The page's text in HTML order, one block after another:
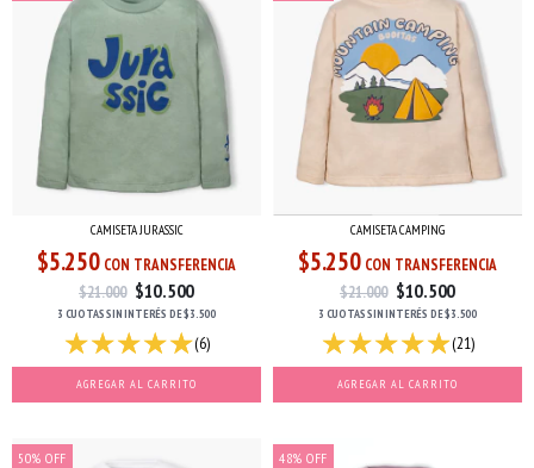
CAMISETA JURASSIC
$5.250 CON TRANSFERENCIA
$21.000 $10.500
3 CUOTASSIN INTERÉS DE$3.500
(6)
AGREGAR AL CARRITO
CAMISETA CAMPING
$5.250 CON TRANSFERENCIA
$21.000 $10.500
3 CUOTASSIN INTERÉS DE$3.500
(21)
AGREGAR AL CARRITO
50% OFF 48% OFF